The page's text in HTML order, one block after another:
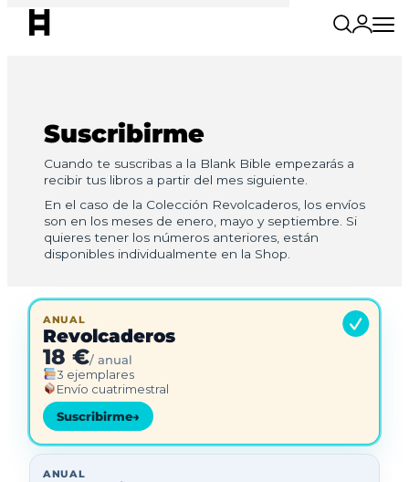
Suscribirme
Cuando te suscribas a la Blank Bible empezarás a
recibir tus libros a partir del mes siguiente.
En el caso de la Colección Revolcaderos, los envíos
son en los meses de enero, mayo y septiembre. Si
quieres tener los números anteriores, están
disponibles individualmente en la Shop.
ANUAL
Revolcaderos
18 €/ anual
3 ejemplares
Envío cuatrimestral
Suscribirme→
ANUAL